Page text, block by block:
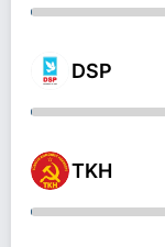
DSP
TKH